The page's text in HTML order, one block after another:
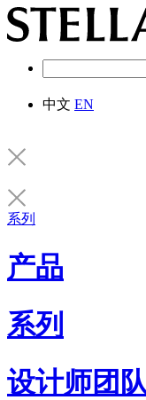
中文 EN
系列
产品
系列
设计师团